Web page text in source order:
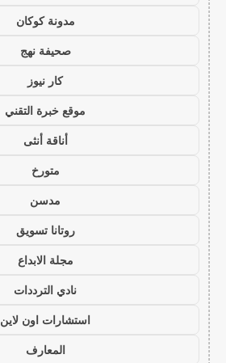
مدونة كوكان
صحيفة نهج
كار نيوز
موقع خبرة التقني
أناقة أنثى
متورخ
مدسن
روتانا تسويق
مجلة الابداع
نادي الترددات
استشارات اون لاين
المعارف